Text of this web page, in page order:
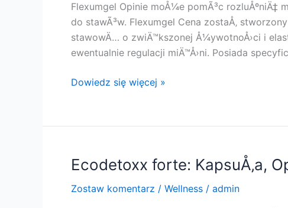
Pracuje,
KupiÄ‡
!!
Flexumgel Opinie moÅ¼e pomÃ³c rozluÅºniÄ‡
do stawÃ³w. Flexumgel Cena zostaÅ‚
stawowÄ… o zwiÄ™kszonej Å¼ywotnoÅ›ci i
ewentualnie regulacji miÄ™Å›ni. Posiada
Flexumgel
Recenzje,
Cena,
SkÅ‚adniki,
KorzyÅ›ci,
Dowiedz się więcej »
Ecodetoxx forte: KapsuÅ‚a,
Zostaw komentarz / Wellness / admin